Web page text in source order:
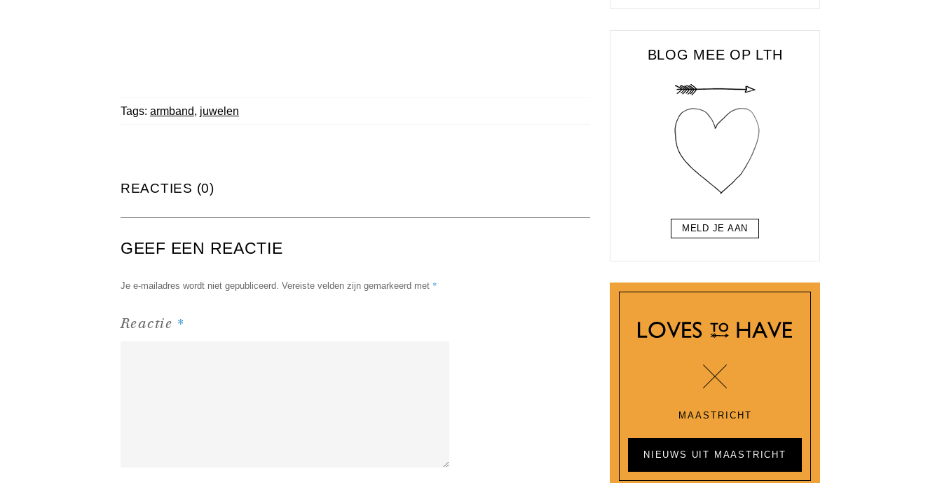
Tags: armband, juwelen
REACTIES (0)
GEEF EEN REACTIE
Je e-mailadres wordt niet gepubliceerd. Vereiste velden zijn gemarkeerd met *
Reactie *
BLOG MEE OP LTH
MELD JE AAN
MAASTRICHT
NIEUWS UIT MAASTRICHT